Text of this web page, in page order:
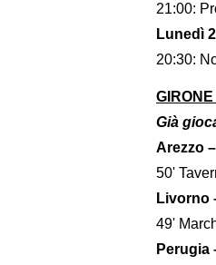
21:00:
Lunedì
20:30:
GIRONE
Già
Arezzo
50'
Livorno
49'
Perugia